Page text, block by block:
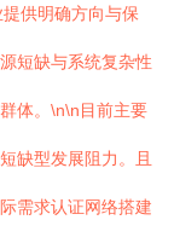
供明确方向与保
短缺与系统复杂性
体。\n\n目前主要
缺型发展阻力。且
需求认证网络搭建